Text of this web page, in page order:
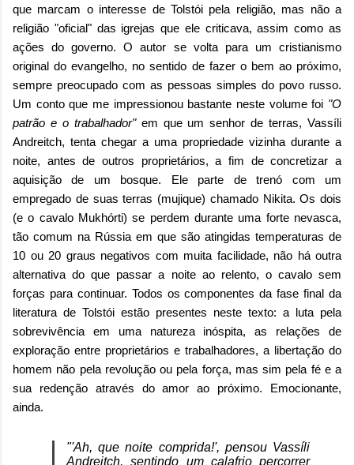
que marcam o interesse de Tolstói pela religião, mas não a
religião "oficial" das igrejas que ele criticava, assim como as
ações do governo. O autor se volta para um cristianismo
original do evangelho, no sentido de fazer o bem ao próximo,
sempre preocupado com as pessoas simples do povo russo.
Um conto que me impressionou bastante neste volume foi "O
patrão e o trabalhador"em que um senhor de terras, Vassíli
Andreitch, tenta chegar a uma propriedade vizinha durante a
noite, antes de outros proprietários, a fim de concretizar a
aquisição de um bosque. Ele parte de trenó com um
empregado de suas terras (mujique) chamado Nikita. Os dois
(e o cavalo Mukhórti) se perdem durante uma forte nevasca,
tão comum na Rússia em que são atingidas temperaturas de
10 ou 20 graus negativos com muita facilidade, não há outra
alternativa do que passar a noite ao relento, o cavalo sem
forças para continuar. Todos os componentes da fase final da
literatura de Tolstói estão presentes neste texto: a luta pela
sobrevivência em uma natureza inóspita, as relações de
exploração entre proprietários e trabalhadores, a libertação do
homem não pela revolução ou pela força, mas sim pela fé e a
sua redenção através do amor ao próximo. Emocionante,
ainda.
"'Ah, que noite comprida!', pensou Vassíli
Andreitch, sentindo um calafrio percorrer